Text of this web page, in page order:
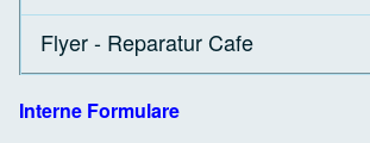
Flyer - Reparatur Cafe
Interne Formulare